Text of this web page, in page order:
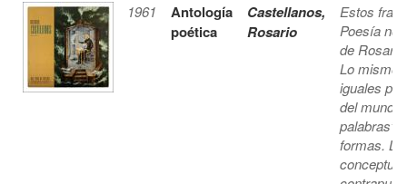
1961
Antología
poética
Castellanos,
Rosario
Estos
Poesía no
de
Lo mismo
iguales
del mundo
palabras”.
formas.